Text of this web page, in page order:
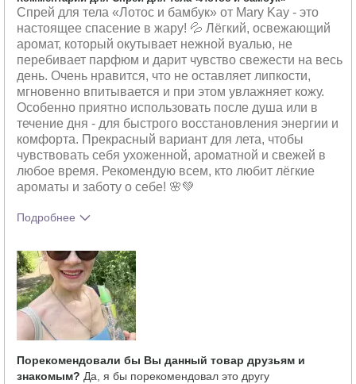
Спрей для тела «Лотос и бамбук» от Mary Kay - это
настоящее спасение в жару! 💦 Лёгкий, освежающий
аромат, который окутывает нежной вуалью, не
перебивает парфюм и дарит чувство свежести на весь
день. Очень нравится, что не оставляет липкости,
мгновенно впитывается и при этом увлажняет кожу.
Особенно приятно использовать после душа или в
течение дня - для быстрого восстановления энергии и
комфорта. Прекрасный вариант для лета, чтобы
чувствовать себя ухоженной, ароматной и свежей в
любое время. Рекомендую всем, кто любит лёгкие
ароматы и заботу о себе! 🌸💚
Подробнее
использования этого продукта?
Порекомендовали бы Вы данный товар друзьям и
знакомым? Да, я бы порекомендовал это другу